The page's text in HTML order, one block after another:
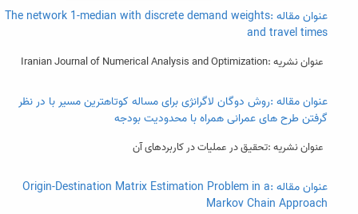
عنوان مقاله :The network 1-median with discrete demand weights
and travel times
عنوان نشریه :Iranian Journal of Numerical Analysis and Optimization
عنوان مقاله :روش دوگان لاگرانژی برای مساله کوتاهترین مسیر با در نظر
گرفتن طرح های عمرانی همراه با محدودیت بودجه
عنوان نشریه :تحقیق در عملیات در کاربردهای آن
عنوان مقاله :Origin-Destination Matrix Estimation Problem in a
Markov Chain Approach